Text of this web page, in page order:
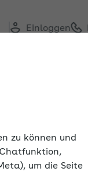
zu können und
um die Seite
Einloggen